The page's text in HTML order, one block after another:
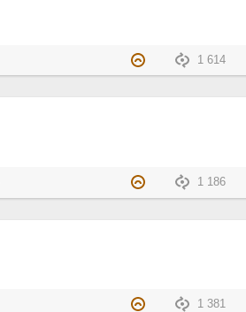
1 614
1 186
1 381